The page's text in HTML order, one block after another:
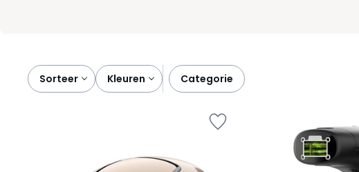
Sorteer kleuren categorie